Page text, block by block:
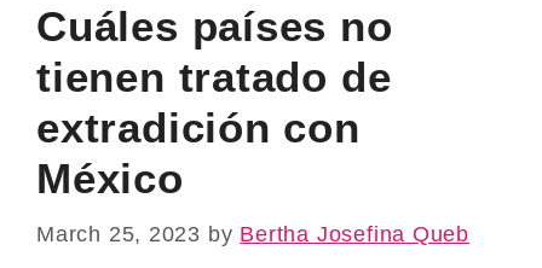
Cuáles países no
tienen tratado de
extradición con
México
March 25, 2023 by Bertha Josefina Queb